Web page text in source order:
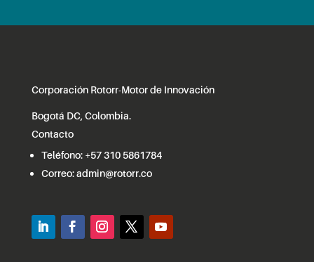
Corporación Rotorr-Motor de Innovación
Bogotá DC, Colombia.
Contacto
Teléfono: +57 310 5861784
Correo:admin@rotorr.co